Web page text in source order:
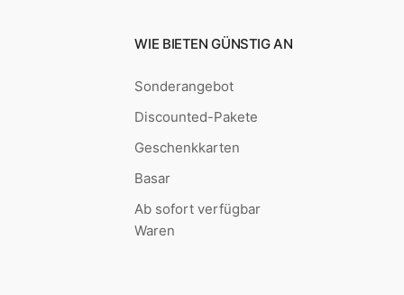
WIE BIETEN GÜNSTIG AN
Sonderangebot
Discounted-Pakete
Geschenkkarten
Basar
Ab sofort verfügbar
Waren